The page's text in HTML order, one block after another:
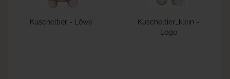
Kuscheltier - Löwe
Kuscheltier_klein -
Logo